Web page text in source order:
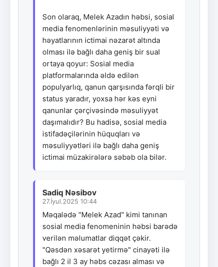
Son olaraq, Melek Azadın həbsi, sosial
media fenomenlərinin məsuliyyəti və
həyatlarının ictimai nəzarət altında
olması ilə bağlı daha geniş bir sual
ortaya qoyur: Sosial media
platformalarında əldə edilən
populyarlıq, qanun qarşısında fərqli bir
status yaradır, yoxsa hər kəs eyni
qanunlar çərçivəsində məsuliyyət
daşımalıdır? Bu hadisə, sosial media
istifadəçilərinin hüquqları və
məsuliyyətləri ilə bağlı daha geniş
ictimai müzakirələrə səbəb ola bilər.
Sadiq Nəsibov
27.İyul.2025 10:44
Məqalədə "Melek Azad" kimi tanınan
sosial media fenomeninin həbsi barədə
verilən məlumatlar diqqət çəkir.
"Qəsdən xəsarət yetirmə" cinayəti ilə
bağlı 2 il 3 ay həbs cəzası alması və